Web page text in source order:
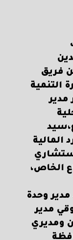
فريق
التنمية
مدير
المالية
الخاص،
وحدة
مدير
ومديري